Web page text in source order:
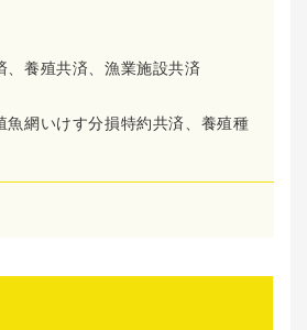
、養殖共済、漁業施設共済
魚網いけす分損特約共済、養殖種